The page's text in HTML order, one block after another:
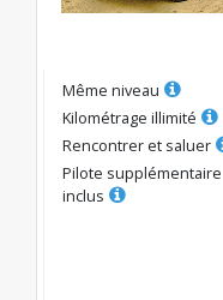
Même niveau
Kilométrage illimité
Rencontrer et saluer
Pilote supplémentaire
inclus